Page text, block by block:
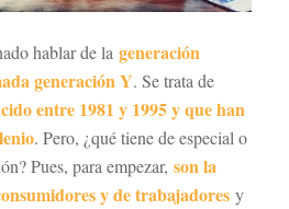
hablar de la generación
generación Y. Se trata de
entre 1981 y 1995 y que han
. Pero, ¿qué tiene de especial o
Pues, para empezar, son la
y de trabajadoresy